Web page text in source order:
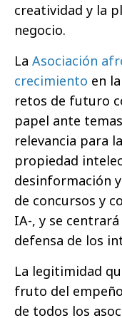
creatividad y la
negocio.
La Asociación
crecimiento en
retos de futuro
papel ante
relevancia para
propiedad
desinformación
de concursos y
IA-, y se
defensa de los
La legitimidad
fruto del
de todos los